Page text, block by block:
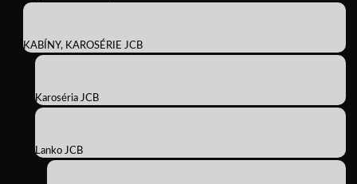
KABÍNY, KAROSÉRIE JCB
Karoséria JCB
Lanko JCB